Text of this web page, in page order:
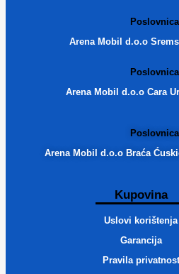
Arena Mobil d.o.o
Arena Mobil d.o.o Cara
Arena Mobil d.o.o Braća
Kupovina
Uslovi korištenja
Garancija
Pravila privatnost